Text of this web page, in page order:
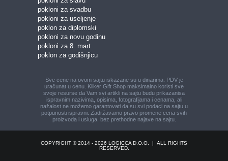
pokloni za svadbu
pokloni za useljenje
poklon za diplomski
pokloni za novu godinu
pokloni za 8. mart
poklon za godišnjicu
Sve cene na ovom sajtu iskazane su u dinarima. PDV je
uračunat u cenu. Kliker Gift Shop maksimalno koristi sve
svoje resurse da Vam svi artikli na sajtu budu prikazanisa
ispravnim nazivima, opisima, fotografijama i cenama, ali
nažalost ne možemo garantovati da su svi podaci na sajtu u
potpunosti ispravni. Zadržavamo pravo promene cena svih
proizvoda i usluga, bez prethodne najave na sajtu.
COPYRIGHT © 2014 - 2026 LOGICCA D.O.O. | ALL RIGHTS
RESERVED.